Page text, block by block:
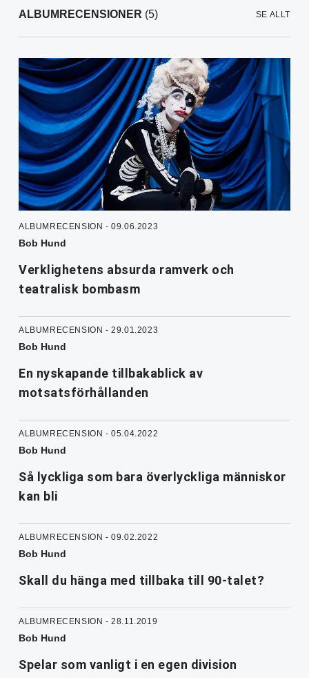
ALBUMRECENSIONER (5) SE ALLT
ALBUMRECENSION - 09.06.2023
Bob Hund
Verklighetens absurda ramverk och
teatralisk bombasm
ALBUMRECENSION - 29.01.2023
Bob Hund
En nyskapande tillbakablick av
motsatsförhållanden
ALBUMRECENSION - 05.04.2022
Bob Hund
Så lyckliga som bara överlyckliga människor
kan bli
ALBUMRECENSION - 09.02.2022
Bob Hund
Skall du hänga med tillbaka till 90-talet?
ALBUMRECENSION - 28.11.2019
Bob Hund
Spelar som vanligt i en egen division